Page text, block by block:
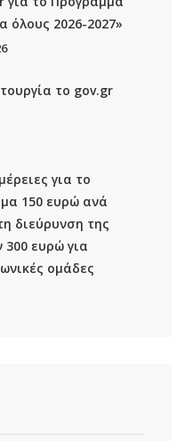
όλους 2026-2027»
το gov.gr
για το
150 ευρώ ανά
διεύρυνση της
300 ευρώ για
ομάδες